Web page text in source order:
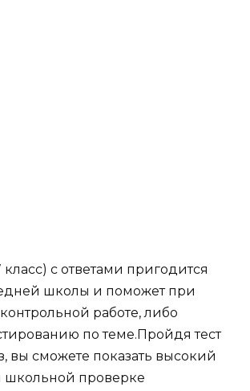
класс) с ответами пригодится
школы и поможет при
работе, либо
по теме.Пройдя тест
вы сможете показать высокий
школьной проверке